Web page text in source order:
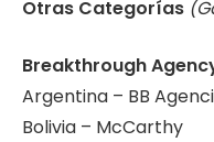
Otras Categorías
Breakthrough
Argentina – BB
Bolivia – McCarthy